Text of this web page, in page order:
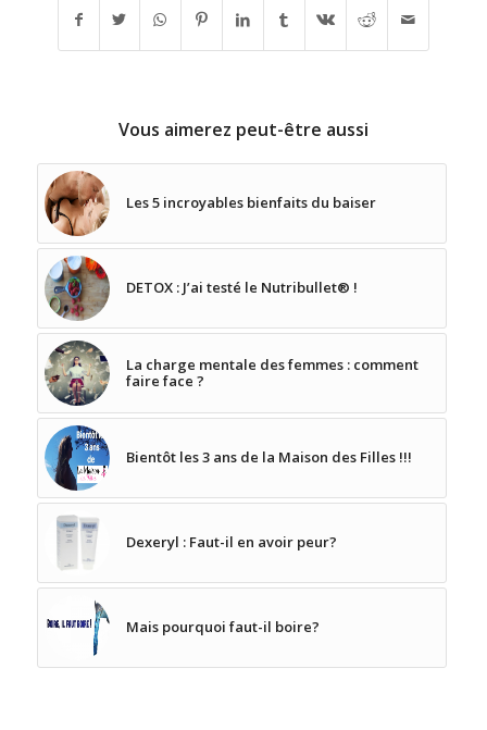
Vous aimerez peut-être aussi
Les 5 incroyables bienfaits du baiser
DETOX : J’ai testé le Nutribullet® !
La charge mentale des femmes : comment
faire face ?
Bientôt les 3 ans de la Maison des Filles !!!
Dexeryl : Faut-il en avoir peur?
Mais pourquoi faut-il boire?